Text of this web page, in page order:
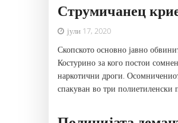
Струмичанец
јули 17, 2020
Скопското основно јавно
Костурино​ за кого постои
наркотични дроги.
спакуван во три полиетиленски